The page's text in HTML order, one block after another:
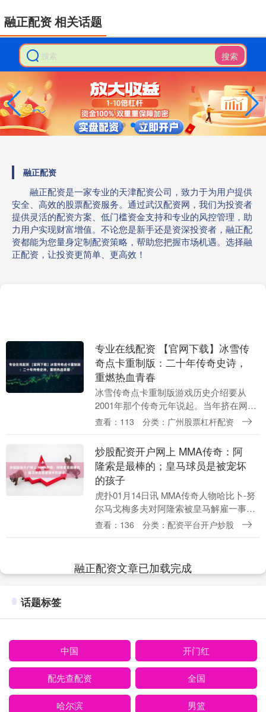
搜索
融正配资
融正配资是一家专业的天津配资公司，致力于为用户提供
安全、高效的股票配资服务。通过武汉配资网，我们为投资者
提供灵活的配资方案、低门槛资金支持和专业的风控管理，助
力用户实现财富增值。不论您是新手还是资深投资者，融正配
资都能为您量身定制配资策略，帮助您把握市场机遇。选择融
正配资，让投资更简单、更高效！
融正配资 相关话题
专业在线配资 【官网下载】冰雪传
奇点卡重制版：二十年传奇史诗，
重燃热血青春
冰雪传奇点卡重制版游戏历史介绍要从
2001年那个传奇元年说起。当年挤在网吧
里通宵砍传奇的少年们，如今被满屏的"首
不能让人安....
查看：113 分类：广州股票杠杆配资
炒股配资开户网上 MMA传奇：阿
隆索是最棒的；皇马球员是被宠坏
的孩子
虎扑01月14日讯 MMA传奇人物哈比卜-努
尔马戈梅多夫对阿隆索被皇马解雇一事反
应强烈炒股配资开户网上，并将矛头指向
查看：136 分类：配资平台开户炒股
融正配资文章已加载完成
话题标签
中国 开门红
配先查配资 全国
哈尔滨 男篮